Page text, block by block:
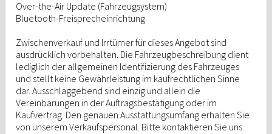
Over-the-Air Update (Fahrzeugsystem)
Bluetooth-Freisprecheinrichtung
Zwischenverkauf und Irrtümer für dieses Angebot sind
ausdrücklich vorbehalten. Die Fahrzeugbeschreibung dient
lediglich der allgemeinen Identifizierung des Fahrzeuges
und stellt keine Gewährleistung im kaufrechtlichen Sinne
dar. Ausschlaggebend sind einzig und allein die
Vereinbarungen in der Auftragsbestätigung oder im
Kaufvertrag. Den genauen Ausstattungsumfang erhalten Sie
von unserem Verkaufspersonal. Bitte kontaktieren Sie uns.